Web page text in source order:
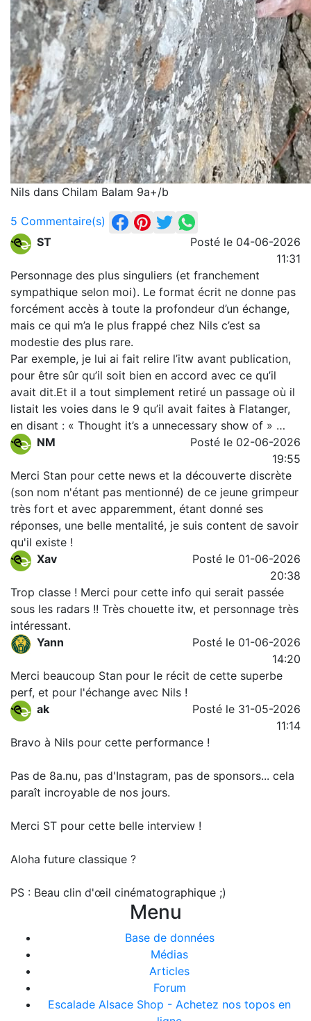
Nils dans Chilam Balam 9a+/b
5 Commentaire(s)
ST
Posté le 04-06-2026
11:31
Personnage des plus singuliers (et franchement
sympathique selon moi). Le format écrit ne donne pas
forcément accès à toute la profondeur d’un échange,
mais ce qui m’a le plus frappé chez Nils c’est sa
modestie des plus rare.
Par exemple, je lui ai fait relire l’itw avant publication,
pour être sûr qu’il soit bien en accord avec ce qu’il
avait dit.Et il a tout simplement retiré un passage où il
listait les voies dans le 9 qu’il avait faites à Flatanger,
en disant : « Thought it’s a unnecessary show of » …
NM
Posté le 02-06-2026
19:55
Merci Stan pour cette news et la découverte discrète
(son nom n'étant pas mentionné) de ce jeune grimpeur
très fort et avec apparemment, étant donné ses
réponses, une belle mentalité, je suis content de savoir
qu'il existe !
Xav
Posté le 01-06-2026
20:38
Trop classe ! Merci pour cette info qui serait passée
sous les radars !! Très chouette itw, et personnage très
intéressant.
Yann
Posté le 01-06-2026
14:20
Merci beaucoup Stan pour le récit de cette superbe
perf, et pour l'échange avec Nils !
ak
Posté le 31-05-2026
11:14
Bravo à Nils pour cette performance !
Pas de 8a.nu, pas d'Instagram, pas de sponsors... cela
paraît incroyable de nos jours.
Merci ST pour cette belle interview !
Aloha future classique ?
PS : Beau clin d'œil cinématographique ;)
Menu
Base de données
Médias
Articles
Forum
Escalade Alsace Shop - Achetez nos topos en